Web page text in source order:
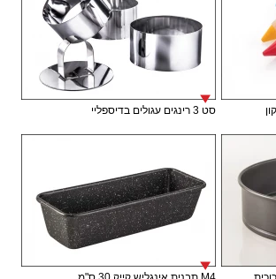
סט 3 רינגים עגולים בדיספליי